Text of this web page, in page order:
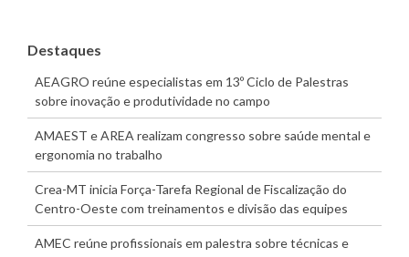
Destaques
AEAGRO reúne especialistas em 13º Ciclo de Palestras
sobre inovação e produtividade no campo
AMAEST e AREA realizam congresso sobre saúde mental e
ergonomia no trabalho
Crea-MT inicia Força-Tarefa Regional de Fiscalização do
Centro-Oeste com treinamentos e divisão das equipes
AMEC reúne profissionais em palestra sobre técnicas e